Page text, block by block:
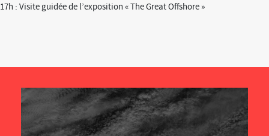
17h : Visite guidée de l’exposition « The Great Offshore »